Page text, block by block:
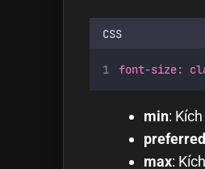
CSS
font-size:
min:
preferred
max: